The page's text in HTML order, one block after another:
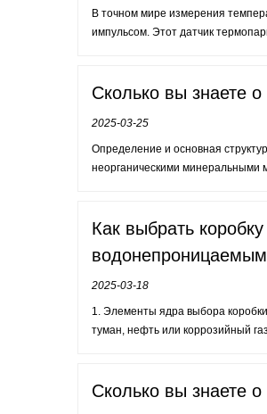
В точном мире измерения
импульсом. Этот датчик
Сколько вы знаете
2025-03-25
Определение и основная
неорганическими минеральными
Как выбрать
2025-03-18
1. Элементы ядра выбора
туман, нефть или коррозийный
Сколько вы знаете